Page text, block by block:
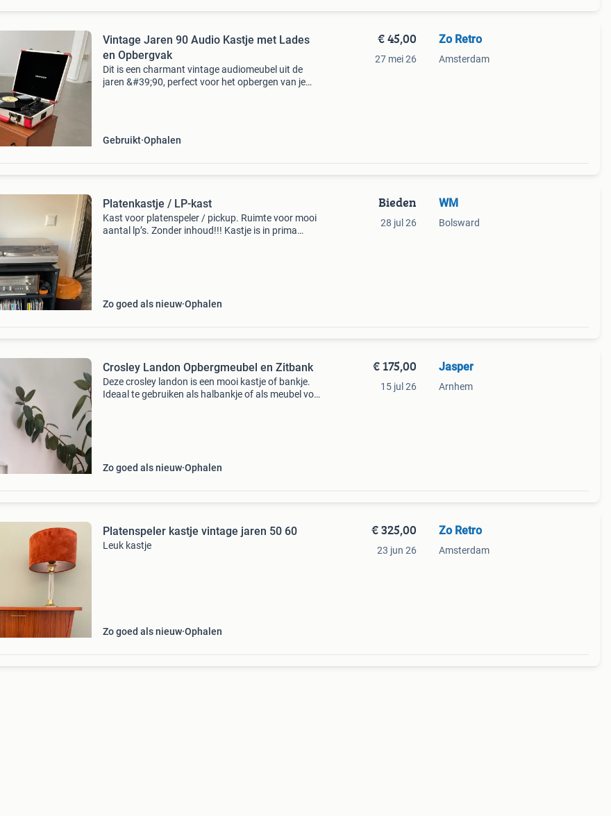
Vintage Jaren 90 Audio Kastje met Lades
en Opbergvak
Dit is een charmant vintage audiomeubel uit de
jaren &#39;90, perfect voor het opbergen van je
Gebruikt Ophalen
€ 45,00
27 mei 26
Zo Retro
Amsterdam
Platenkastje / LP-kast
Kast voor platenspeler / pickup. Ruimte voor mooi
aantal lp’s. Zonder inhoud!!! Kastje is in prima
Zo goed als nieuw Ophalen
Bieden
28 jul 26
WM
Bolsward
Crosley Landon Opbergmeubel en Zitbank
Deze crosley landon is een mooi kastje of bankje.
Ideaal te gebruiken als halbankje of als meubel voor
Zo goed als nieuw Ophalen
€ 175,00
15 jul 26
Jasper
Arnhem
Platenspeler kastje vintage jaren 50 60
Leuk kastje
Zo goed als nieuw Ophalen
€ 325,00
23 jun 26
Zo Retro
Amsterdam